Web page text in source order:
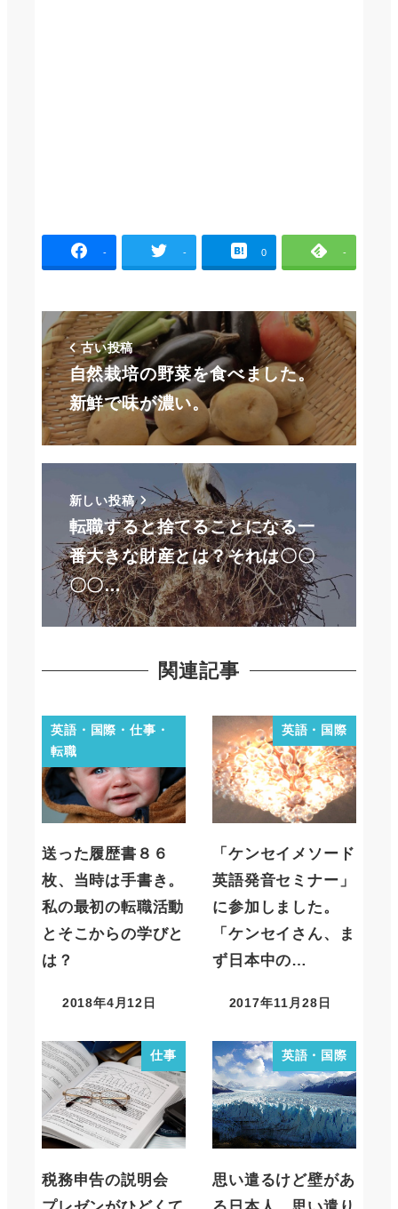
- - 0 -
古い投稿
自然栽培の野菜を食べました。
新鮮で味が濃い。
新しい投稿
転職すると捨てることになる一
番大きな財産とは？それは〇〇
〇〇…
関連記事
英語・国際・仕事・
転職
送った履歴書８６
枚、当時は手書き。
私の最初の転職活動
とそこからの学びと
は？
2018年4月12日
英語・国際
「ケンセイメソード
英語発音セミナー」
に参加しました。
「ケンセイさん、ま
ず日本中の…
2017年11月28日
仕事
税務申告の説明会
英語・国際
思い遣るけど壁があ